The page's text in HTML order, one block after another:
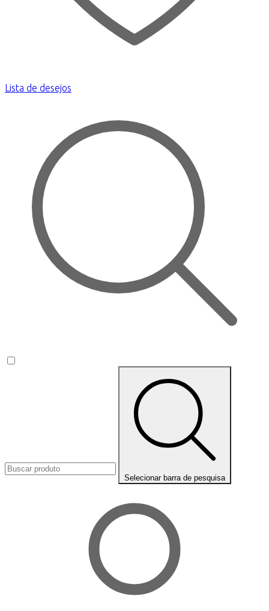
Lista de desejos
Selecionar barra de pesquisa